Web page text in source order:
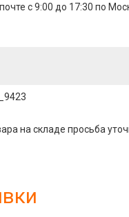
с 9:00 до 17:30 по
на складе просьба